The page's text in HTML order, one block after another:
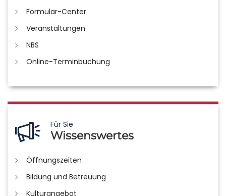
Formular-Center
Veranstaltungen
NBS
Online-Terminbuchung
Für Sie
Wissenswertes
Öffnungszeiten
Bildung und Betreuung
Kulturangebot